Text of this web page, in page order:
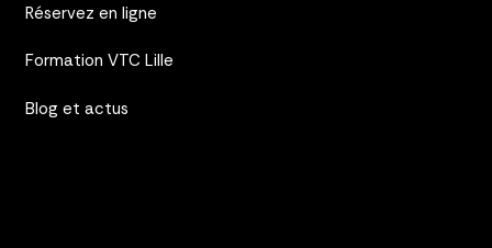
Réservez en ligne
Formation VTC Lille
Blog et actus